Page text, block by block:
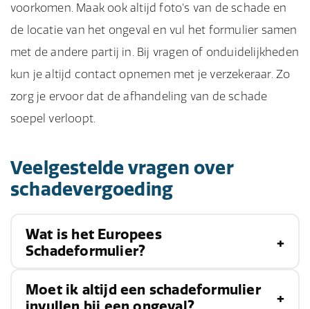
voorkomen. Maak ook altijd foto's van de schade en
de locatie van het ongeval en vul het formulier samen
met de andere partij in. Bij vragen of onduidelijkheden
kun je altijd contact opnemen met je verzekeraar. Zo
zorg je ervoor dat de afhandeling van de schade
soepel verloopt.
Veelgestelde vragen over
schadevergoeding
Wat is het Europees
Schadeformulier?
Het Europees Schadeformulier is een document
Moet ik altijd een schadeformulier